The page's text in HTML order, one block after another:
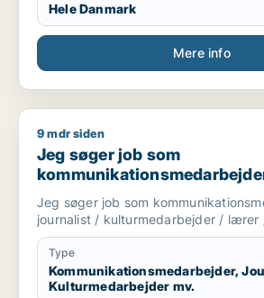
Hele Danmark
Mere info
Jeg søger job som
9 mdr siden
Jeg søger job som
/ kulturmedarbejder / lærer
Jeg søger job som
journalist / kulturmedarbejder /
Type
Kommunikationsmedarbejder,
Kulturmedarbejder mv.